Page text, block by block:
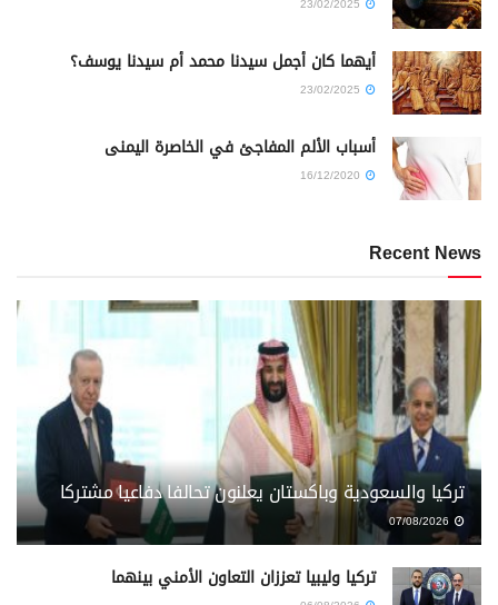
أيهما كان أجمل سيدنا محمد أم سيدنا يوسف؟
أسباب الألم المفاجئ في الخاصرة اليمنى
Recent News
تركيا والسعودية وباكستان يعلنون تحالفا دفاعيا مشتركا
تركيا وليبيا تعززان التعاون الأمني بينهما